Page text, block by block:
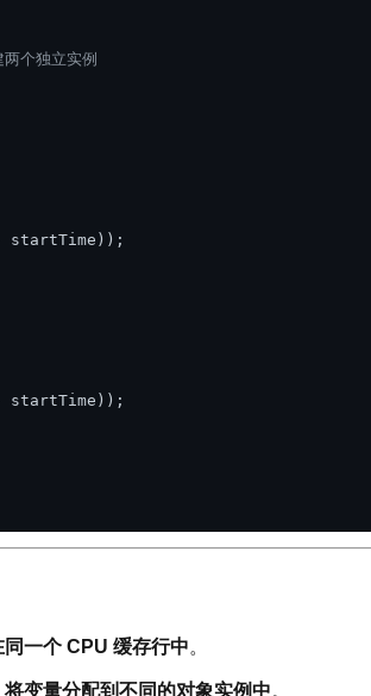
个独立实例
startTime));
startTime));
一个 CPU 缓存行中。
将变量分配到不同的对象实例中。